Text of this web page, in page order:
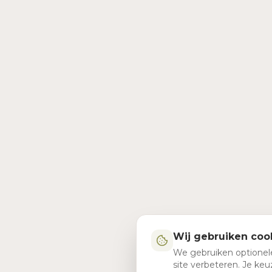
Wij gebruiken
We gebruiken
site verbeteren. Je